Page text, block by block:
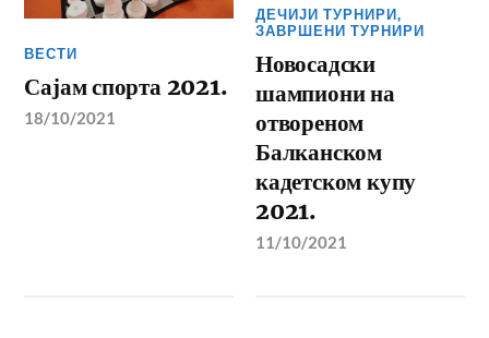
ВЕСТИ
Сајам спорта 2021.
18/10/2021
ДЕЧИЈИ ТУРНИРИ,
ЗАВРШЕНИ ТУРНИРИ
Новосадски
шампиони на
отвореном
Балканском
кадетском купу
2021.
11/10/2021